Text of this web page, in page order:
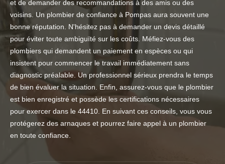
et de demander des recommandations à des amis ou des
voisins. Un plombier de confiance à Pompas aura souvent une
bonne réputation. N'hésitez pas à demander un devis détaillé
pour éviter toute ambiguïté sur les coûts. Méfiez-vous des
plombiers qui demandent un paiement en espèces ou qui
insistent pour commencer le travail immédiatement sans
diagnostic préalable. Un professionnel sérieux prendra le temps
de bien évaluer la situation. Enfin, assurez-vous que le plombier
est bien enregistré et possède les certifications nécessaires
pour exercer dans le 44410. En suivant ces conseils, vous vous
protégerez des arnaques et pourrez faire appel à un plombier
en toute confiance.